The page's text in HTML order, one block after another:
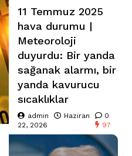
11 Temmuz 2025
hava durumu |
Meteoroloji
duyurdu: Bir yanda
sağanak alarmı, bir
yanda kavurucu
sıcaklıklar
admin
Haziran
22, 2026
0
97